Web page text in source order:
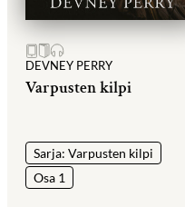
DEVNEY PERRY
Varpusten kilpi
Sarja: Varpusten kilpi
Osa 1